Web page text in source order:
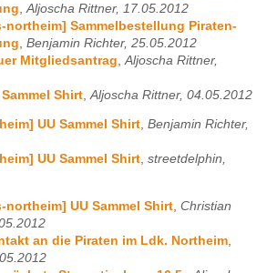
Aljoscha Rittner, 17.05.2012
northeim] Sammelbestellung Piraten-
Benjamin Richter, 25.05.2012
Mitgliedsantrag Aljoscha Rittner,
Shirt Aljoscha Rittner, 04.05.2012
UU Sammel Shirt, Benjamin Richter,
UU Sammel Shirt, streetdelphin,
northeim] UU Sammel Shirt Christian
an die Piraten im Ldk. Northeim